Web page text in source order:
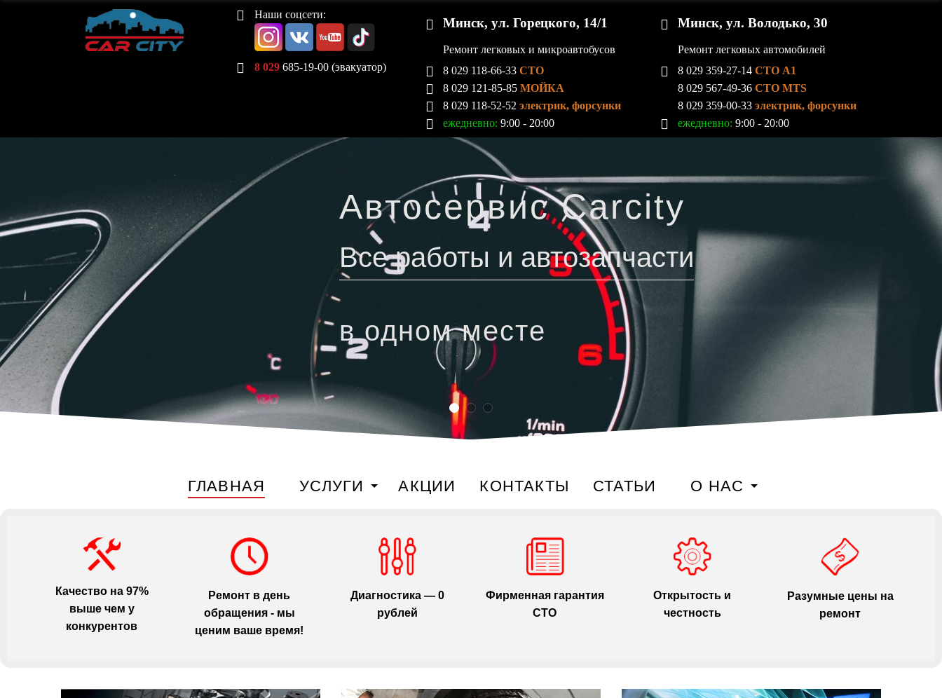
Наши соцсети:
8 029 685-19-00 (эвакуатор)
Минск, ул. Горецкого, 14/1
Ремонт легковых и микроавтобусов
8 029 118-66-33СТО
8 029 121-85-85МОЙКА
8 029 118-52-52электрик, форсунки
ежедневно:9:00 - 20:00
Минск, ул. Володько, 30
Ремонт легковых автомобилей
8 029 359-27-14СТО A1
8 029 567-49-36СТО MTS
8 029 359-00-33электрик, форсунки
ежедневно:9:00 - 20:00
Автосервис Carcity
Все работы и автозапчасти
в одном месте
ГЛАВНАЯ УСЛУГИ АКЦИИ КОНТАКТЫ СТАТЬИ О НАС
Качество на 97%
выше чем у
конкурентов
Ремонт в день
обращения - мы
ценим ваше время!
Диагностика — 0
рублей
Фирменная гарантия
СТО
Открытость и
честность
Разумные цены на
ремонт